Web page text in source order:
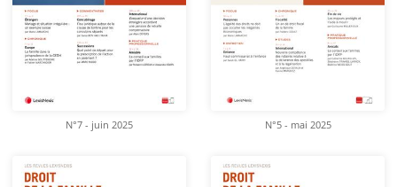
N°7 - juin 2025 N°5 - mai 2025